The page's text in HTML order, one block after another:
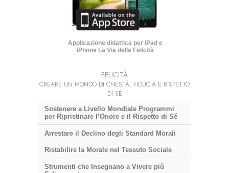
Applicazione didattica per iPad e
iPhone La Via della Felicità
FELICITÀ
CREARE UN MONDO DI ONESTÀ, FIDUCIA E RISPETTO
DI SÉ
Sostenere a Livello Mondiale Programmi
per Ripristinare l’Onore e il Rispetto di Sé
Arrestare il Declino degli Standard Morali
Ristabilire la Morale nel Tessuto Sociale
Strumenti che Insegnano a Vivere più